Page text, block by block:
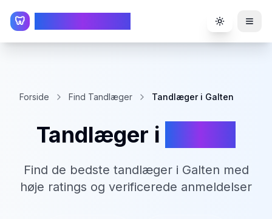
🦷 Toggle
Forside Find Tandlæger Tandlæger i Galten
Tandlæger i
Find de bedste tandlæger i Galten med
høje ratings og verificerede anmeldelser